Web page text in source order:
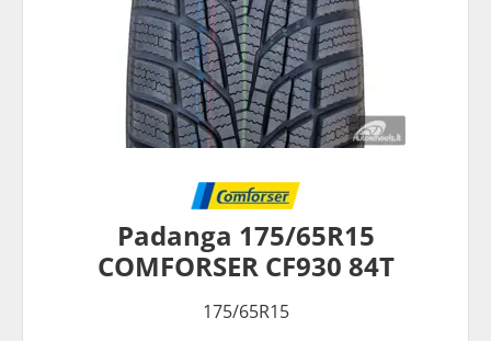
Padanga 175/65R15
COMFORSER CF930 84T
175/65R15